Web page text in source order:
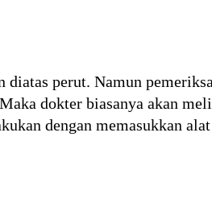
diatas perut. Namun
dokter biasanya akan
dengan memasukkan